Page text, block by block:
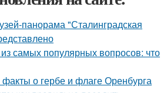
панорама "Сталинградская
самых популярных вопросов: что
о гербе и флаге Оренбурга